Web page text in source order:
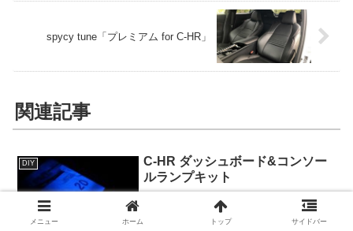
spycy tune「プレミアム for C-HR」
関連記事
DIY
C-HR ダッシュボード&コンソー
ルランプキット
メニュー ホーム トップ サイドバー